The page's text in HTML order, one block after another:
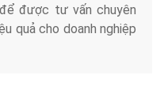
để được tư vấn chuyên
quả cho doanh nghiệp